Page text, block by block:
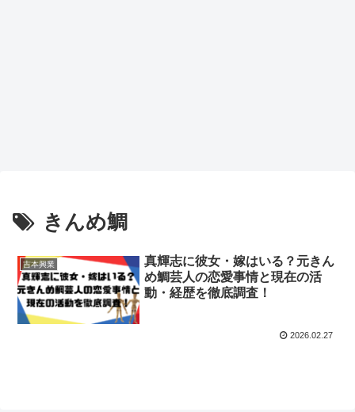
きんめ鯛
吉本興業
真輝志に彼女・嫁はいる？元きん
め鯛芸人の恋愛事情と現在の活
動・経歴を徹底調査！
2026.02.27